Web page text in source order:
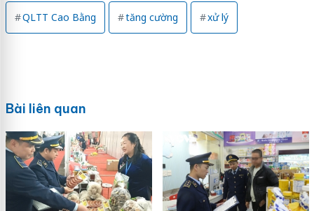
QLTT Cao Bằng tăng cường xử lý
Bài liên quan